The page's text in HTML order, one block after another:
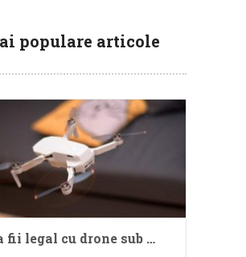
populare articole
fii legal cu drone sub …